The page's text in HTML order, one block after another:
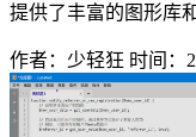
提供了丰富的图形库
作者：少轻狂 时间：